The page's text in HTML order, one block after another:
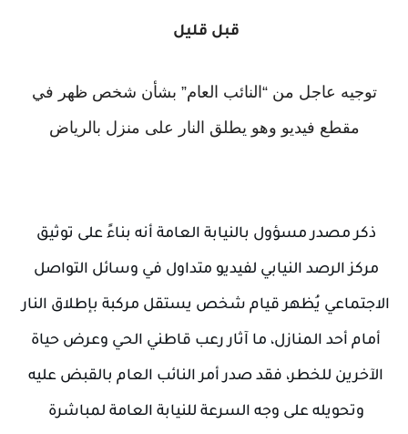
قبل قليل
توجيه عاجل من “النائب العام” بشأن شخص ظهر في
مقطع فيديو وهو يطلق النار على منزل بالرياض
الاجتماعي يُظهر قيام شخص يستقل مركبة بإطلاق النار
وتحويله على